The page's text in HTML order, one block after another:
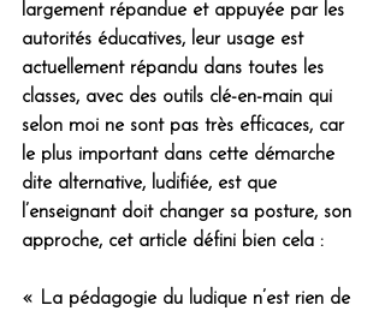
largement répandue et appuyée par les
autorités éducatives, leur usage est
actuellement répandu dans toutes les
classes, avec des outils clé-en-main qui
selon moi ne sont pas très efficaces, car
le plus important dans cette démarche
dite alternative, ludifiée, est que
l’enseignant doit changer sa posture, son
approche, cet article défini bien cela :
« La pédagogie du ludique n’est rien de